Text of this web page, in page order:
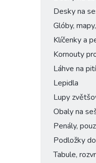
Desky na
Glóby,
Klíčenky a
Kornouty
Láhve na
Lepidla
Lupy
Obaly na
Penály,
Podložky
Tabule,